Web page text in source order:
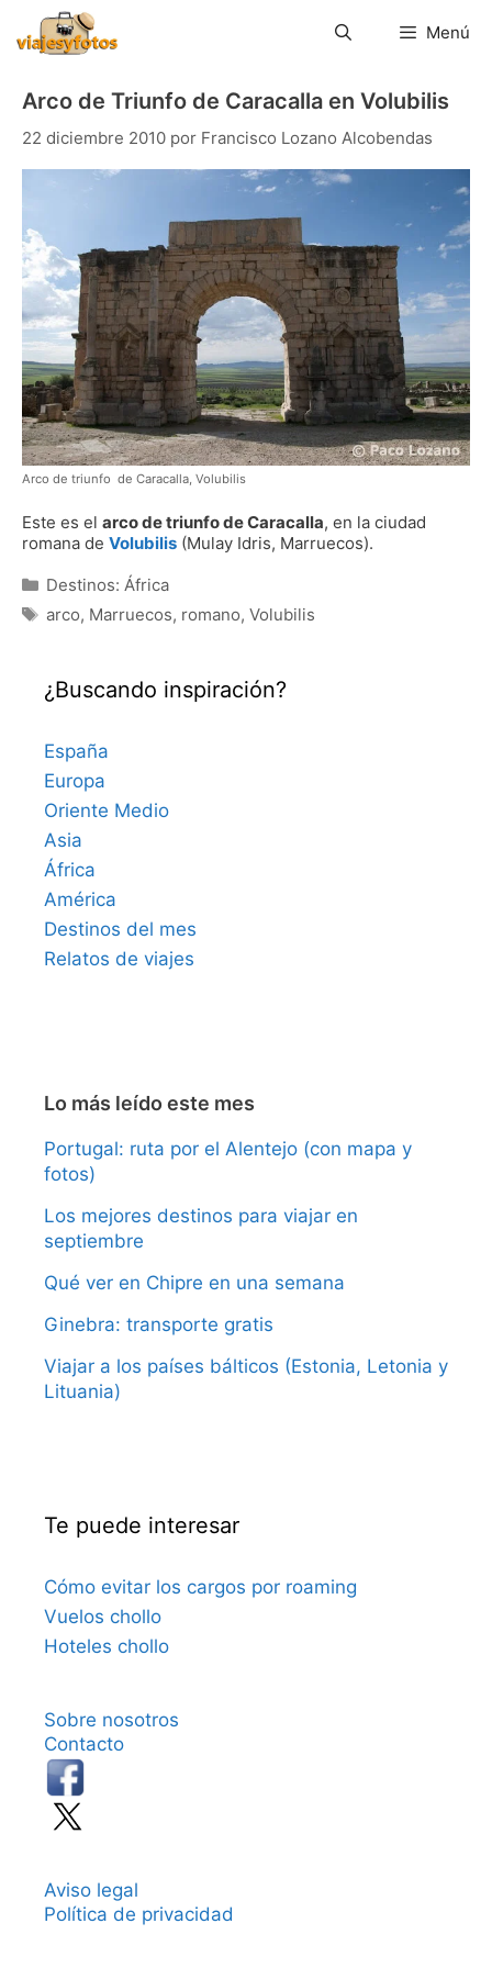
contenido
Menú
Arco de Triunfo de Caracalla en Volubilis
22 diciembre 2010 por Francisco Lozano Alcobendas
Arco de triunfo de Caracalla, Volubilis
Este es el arco de triunfo de Caracalla, en la ciudad
romana de Volubilis (Mulay Idris, Marruecos).
Categorías
Destinos: África
Etiquetas
arco, Marruecos, romano, Volubilis
¿Buscando inspiración?
España
Europa
Oriente Medio
Asia
África
América
Destinos del mes
Relatos de viajes
Lo más leído este mes
Portugal: ruta por el Alentejo (con mapa y
fotos)
Los mejores destinos para viajar en
septiembre
Qué ver en Chipre en una semana
Ginebra: transporte gratis
Viajar a los países bálticos (Estonia, Letonia y
Lituania)
Te puede interesar
Cómo evitar los cargos por roaming
Vuelos chollo
Hoteles chollo
Sobre nosotros
Contacto
Aviso legal
Política de privacidad